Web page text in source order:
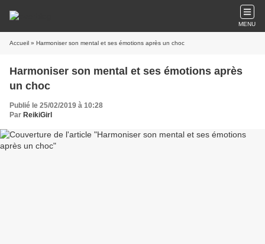
MENU
Accueil » Harmoniser son mental et ses émotions après un choc
Harmoniser son mental et ses émotions après
un choc
Publié le 25/02/2019 à 10:28
Par ReikiGirl